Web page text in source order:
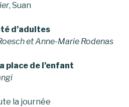
, Suan
d’adultes
et Anne-Marie Rodenas
place de l’enfant
la journée